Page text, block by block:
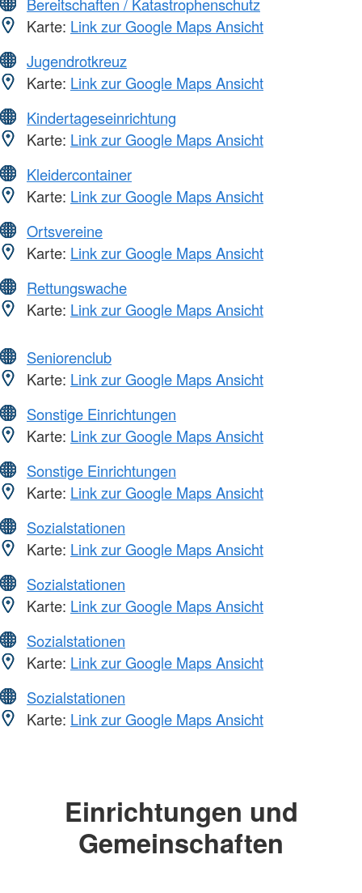
Karte: Link zur Google Maps Ansicht
Jugendrotkreuz
Karte: Link zur Google Maps Ansicht
Kindertageseinrichtung
Karte: Link zur Google Maps Ansicht
Kleidercontainer
Karte: Link zur Google Maps Ansicht
Ortsvereine
Karte: Link zur Google Maps Ansicht
Rettungswache
Karte: Link zur Google Maps Ansicht
Seniorenclub
Karte: Link zur Google Maps Ansicht
Sonstige Einrichtungen
Karte: Link zur Google Maps Ansicht
Sonstige Einrichtungen
Karte: Link zur Google Maps Ansicht
Sozialstationen
Karte: Link zur Google Maps Ansicht
Sozialstationen
Karte: Link zur Google Maps Ansicht
Sozialstationen
Karte: Link zur Google Maps Ansicht
Sozialstationen
Karte: Link zur Google Maps Ansicht
Einrichtungen und
Gemeinschaften